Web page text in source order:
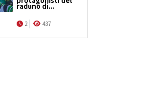
raduno di...
2 437